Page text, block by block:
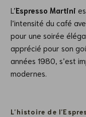
L’Espresso Martini
l’intensité du café
pour une soirée
apprécié pour son
années 1980, s’est
modernes.
L’histoire de